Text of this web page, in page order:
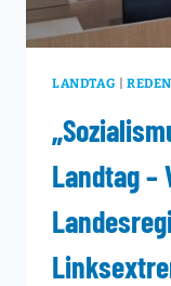
LANDTAG REDEN
Landtag –